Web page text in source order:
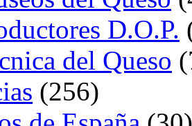
D.O.P.
del Queso
(256)